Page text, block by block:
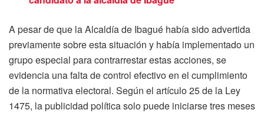
A pesar de que la Alcaldía de Ibagué había sido advertida
previamente sobre esta situación y había implementado un
grupo especial para contrarrestar estas acciones, se
evidencia una falta de control efectivo en el cumplimiento
de la normativa electoral. Según el artículo 25 de la Ley
1475, la publicidad política solo puede iniciarse tres meses